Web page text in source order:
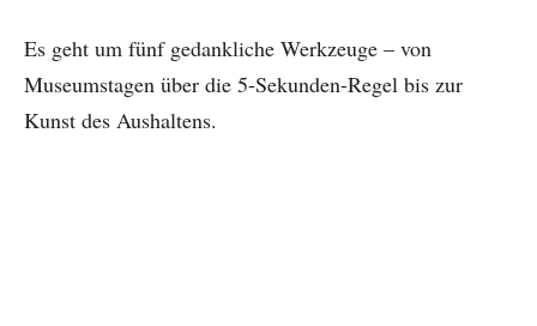
Es geht um fünf gedankliche Werkzeuge – von
Museumstagen über die 5-Sekunden-Regel bis zur
Kunst des Aushaltens.